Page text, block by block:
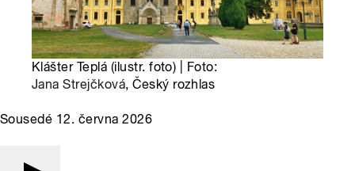
Klášter Teplá (ilustr. foto) | Foto:
Jana Strejčková, Český rozhlas
Sousedé 12. června 2026